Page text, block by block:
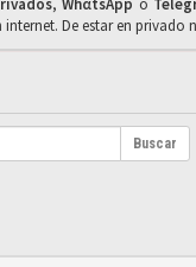
,WhαtsApp o
De estar en privado
Buscar